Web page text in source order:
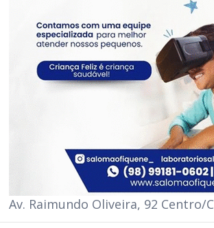
Av. Raimundo Oliveira, 92 Centro/